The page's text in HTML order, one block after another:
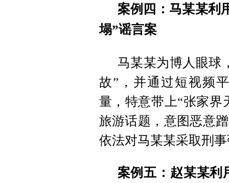
案例四：马某某利
塌”谣言案
马某某为博人眼球
故”，并通过短视频
量，特意带上“张家界
旅游话题，意图恶意
依法对马某某采取刑
案例五：赵某某利